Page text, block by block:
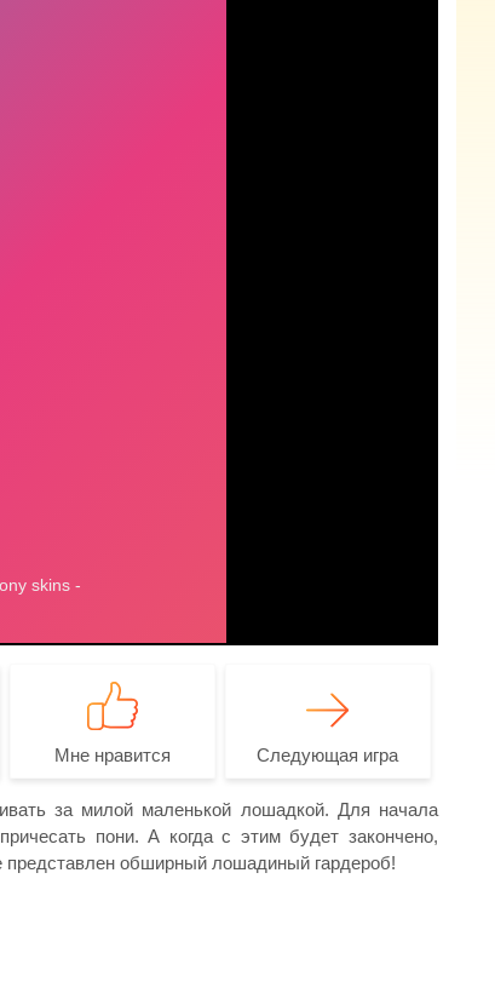
Мне нравится Следующая игра
за милой маленькой лошадкой. Для начала
пони. А когда с этим будет закончено,
представлен обширный лошадиный гардероб!